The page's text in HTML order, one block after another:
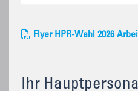
Flyer HPR-Wahl 2026
Ihr